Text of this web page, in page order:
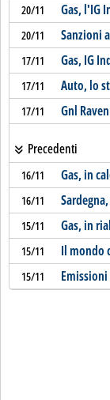
20/11 Gas, l'IG
20/11 Sanzioni
17/11 Gas, IG
17/11 Auto, lo
17/11 Gnl
Precedenti
16/11 Gas, in
16/11
15/11 Gas, in
15/11 Il mondo
15/11